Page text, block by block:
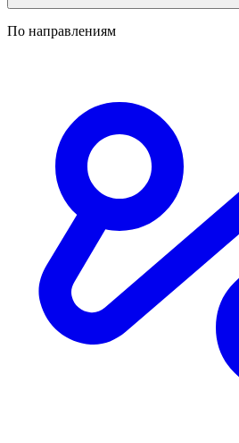
По направлениям